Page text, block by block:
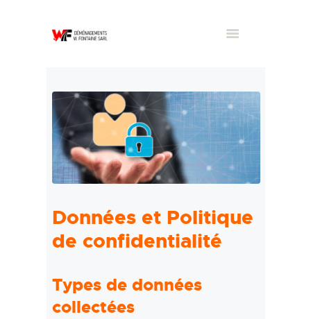
Données et Politique
de confidentialité
Types de données
collectées